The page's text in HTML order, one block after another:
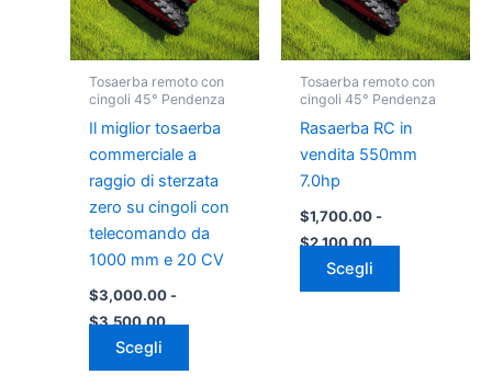
Tosaerba remoto con
cingoli 45° Pendenza
Il miglior tosaerba
commerciale a
raggio di sterzata
zero su cingoli con
telecomando da
1000 mm e 20 CV
$3,000.00 -
$3,500.00
Scegli
Le
opzioni
essere
scelte
nella
pagina
del
prodotto
Tosaerba remoto con
cingoli 45° Pendenza
Rasaerba RC in
vendita 550mm
7.0hp
$1,700.00 -
$2,100.00
Scegli
Le
opzioni
essere
scelte
nella